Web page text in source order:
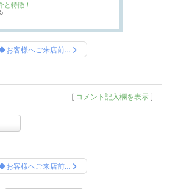
と特徴！
客様へご来店前…
[ コメント記入欄を表示 ]
客様へご来店前…